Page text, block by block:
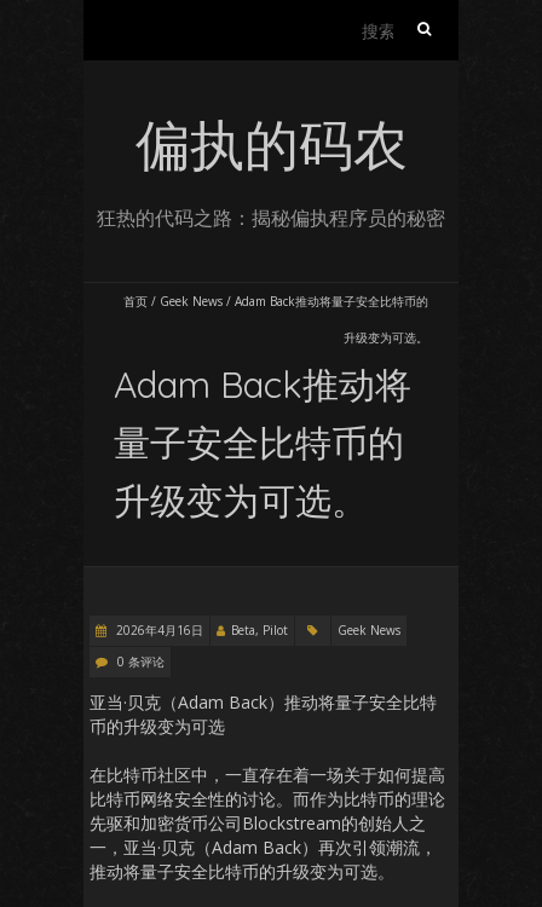
偏执的码农
狂热的代码之路：揭秘偏执程序员的秘密
首页 / Geek News / Adam Back推动将量子安全比特币的
升级变为可选。
Adam Back推动将
量子安全比特币的
升级变为可选。
2026年4月16日 Beta, Pilot
Geek News
0 条评论
亚当·贝克（Adam Back）推动将量子安全比特
币的升级变为可选
在比特币社区中，一直存在着一场关于如何提高
比特币网络安全性的讨论。而作为比特币的理论
先驱和加密货币公司Blockstream的创始人之
一，亚当·贝克（Adam Back）再次引领潮流，
推动将量子安全比特币的升级变为可选。